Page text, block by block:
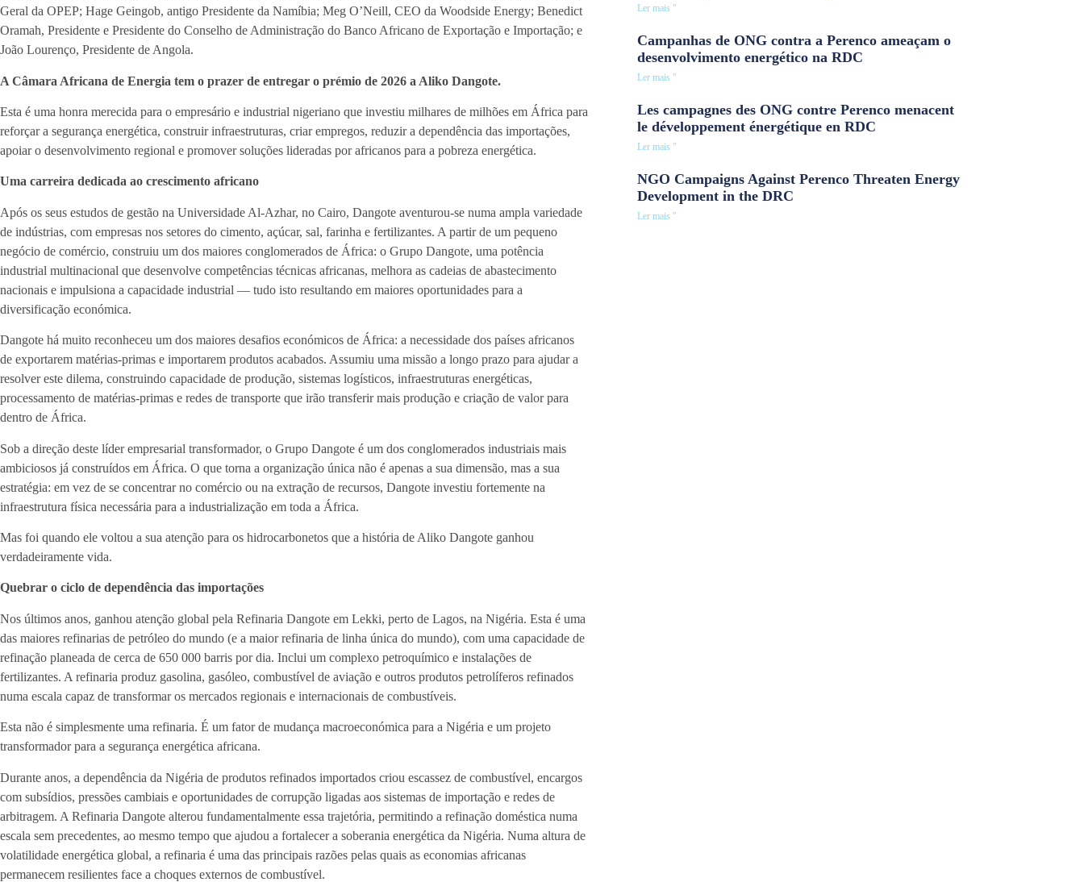
Geral da OPEP; Hage Geingob, antigo Presidente da Namíbia; Meg O’Neill, CEO da Woodside Energy; Benedict
Oramah, Presidente e Presidente do Conselho de Administração do Banco Africano de Exportação e Importação; e
João Lourenço, Presidente de Angola.
A Câmara Africana de Energia tem o prazer de entregar o prémio de 2026 a Aliko Dangote.
Esta é uma honra merecida para o empresário e industrial nigeriano que investiu milhares de milhões em África para
reforçar a segurança energética, construir infraestruturas, criar empregos, reduzir a dependência das importações,
apoiar o desenvolvimento regional e promover soluções lideradas por africanos para a pobreza energética.
Uma carreira dedicada ao crescimento africano
Após os seus estudos de gestão na Universidade Al-Azhar, no Cairo, Dangote aventurou-se numa ampla variedade
de indústrias, com empresas nos setores do cimento, açúcar, sal, farinha e fertilizantes. A partir de um pequeno
negócio de comércio, construiu um dos maiores conglomerados de África: o Grupo Dangote, uma potência
industrial multinacional que desenvolve competências técnicas africanas, melhora as cadeias de abastecimento
nacionais e impulsiona a capacidade industrial — tudo isto resultando em maiores oportunidades para a
diversificação económica.
Dangote há muito reconheceu um dos maiores desafios económicos de África: a necessidade dos países africanos
de exportarem matérias-primas e importarem produtos acabados. Assumiu uma missão a longo prazo para ajudar a
resolver este dilema, construindo capacidade de produção, sistemas logísticos, infraestruturas energéticas,
processamento de matérias-primas e redes de transporte que irão transferir mais produção e criação de valor para
dentro de África.
Sob a direção deste líder empresarial transformador, o Grupo Dangote é um dos conglomerados industriais mais
ambiciosos já construídos em África. O que torna a organização única não é apenas a sua dimensão, mas a sua
estratégia: em vez de se concentrar no comércio ou na extração de recursos, Dangote investiu fortemente na
infraestrutura física necessária para a industrialização em toda a África.
Mas foi quando ele voltou a sua atenção para os hidrocarbonetos que a história de Aliko Dangote ganhou
verdadeiramente vida.
Quebrar o ciclo de dependência das importações
Nos últimos anos, ganhou atenção global pela Refinaria Dangote em Lekki, perto de Lagos, na Nigéria. Esta é uma
das maiores refinarias de petróleo do mundo (e a maior refinaria de linha única do mundo), com uma capacidade de
refinação planeada de cerca de 650 000 barris por dia. Inclui um complexo petroquímico e instalações de
fertilizantes. A refinaria produz gasolina, gasóleo, combustível de aviação e outros produtos petrolíferos refinados
numa escala capaz de transformar os mercados regionais e internacionais de combustíveis.
Esta não é simplesmente uma refinaria. É um fator de mudança macroeconómica para a Nigéria e um projeto
transformador para a segurança energética africana.
Durante anos, a dependência da Nigéria de produtos refinados importados criou escassez de combustível, encargos
com subsídios, pressões cambiais e oportunidades de corrupção ligadas aos sistemas de importação e redes de
arbitragem. A Refinaria Dangote alterou fundamentalmente essa trajetória, permitindo a refinação doméstica numa
escala sem precedentes, ao mesmo tempo que ajudou a fortalecer a soberania energética da Nigéria. Numa altura de
volatilidade energética global, a refinaria é uma das principais razões pelas quais as economias africanas
permanecem resilientes face a choques externos de combustível.
Ler mais "
Campanhas de ONG contra a Perenco ameaçam o
desenvolvimento energético na RDC
Ler mais "
Les campagnes des ONG contre Perenco menacent
le développement énergétique en RDC
Ler mais "
NGO Campaigns Against Perenco Threaten Energy
Development in the DRC
Ler mais "